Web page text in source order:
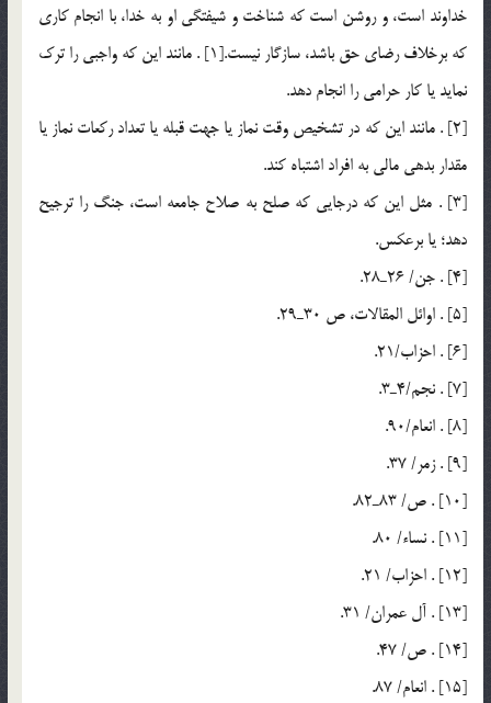
خداوند است، و روشن است كه شناخت و شيفتگي او به خدا، با انجام كاري
كه برخلاف رضاي حق باشد، سازگار نيست.[1] . مانند اين كه واجبي را ترك
نمايد يا كار حرامي را انجام دهد.
[2] . مانند اين كه در تشخيص وقت نماز يا جهت قبله يا تعداد ركعات نماز يا
مقدار بدهي مالي به افراد اشتباه كند.
[3] . مثل اين كه درجايي كه صلح به صلاح جامعه است، جنگ را ترجيح
دهد؛ يا برعكس.
[4] . جن/ 26ـ28.
[5] . اوائل المقالات، ص 30ـ29.
[6] . احزاب/21.
[7] . نجم/4ـ3.
[8] . انعام/90.
[9] . زمر/ 37.
[10] . ص/ 83ـ82.
[11] . نساء/ 80.
[12] . احزاب/ 21.
[13] . آل عمران/ 31.
[14] . ص/ 47.
[15] . انعام/ 87.